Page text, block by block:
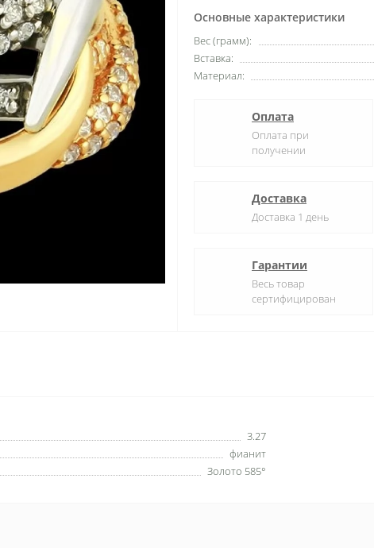
Основные характеристики
Вес (грамм):
Вставка:
Материал:
Оплата
Оплата при
получении
Доставка
Доставка 1 день
Гарантии
Весь товар
сертифицирован
3.27
фианит
Золото 585°